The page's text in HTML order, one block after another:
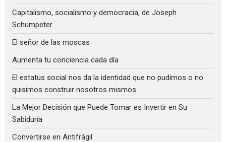
Capitalismo, socialismo y democracia, de Joseph
Schumpeter
El señor de las moscas
Aumenta tu conciencia cada día
El estatus social nos da la identidad que no pudimos o no
quisimos construir nosotros mismos
La Mejor Decisión que Puede Tomar es Invertir en Su
Sabiduría
Convertirse en Antifrágil